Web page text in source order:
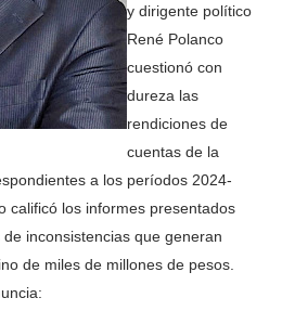
y dirigente político
René Polanco
cuestionó con
dureza las
rendiciones de
cuentas de la
a los períodos 2024-
calificó los informes presentados
inconsistencias que generan
de miles de millones de pesos.